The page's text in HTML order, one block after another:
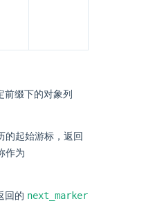
前缀下的对象列
的起始游标，返回
作为
回的 next_marker